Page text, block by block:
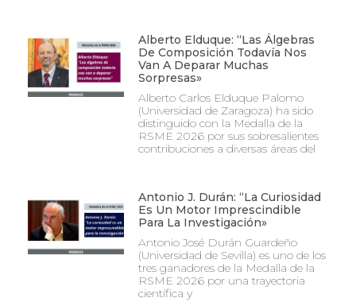
Alberto Elduque: “Las Álgebras
De Composición Todavía Nos
Van A Deparar Muchas
Sorpresas»
Alberto Carlos Elduque Palomo
(Universidad de Zaragoza) ha sido
distinguido con la Medalla de la
RSME 2026 por sus sobresalientes
contribuciones a diversas áreas del
Antonio J. Durán: “La Curiosidad
Es Un Motor Imprescindible
Para La Investigación»
Antonio José Durán Guardeño
(Universidad de Sevilla) es uno de los
tres ganadores de la Medalla de la
RSME 2026 por una trayectoria
científica y